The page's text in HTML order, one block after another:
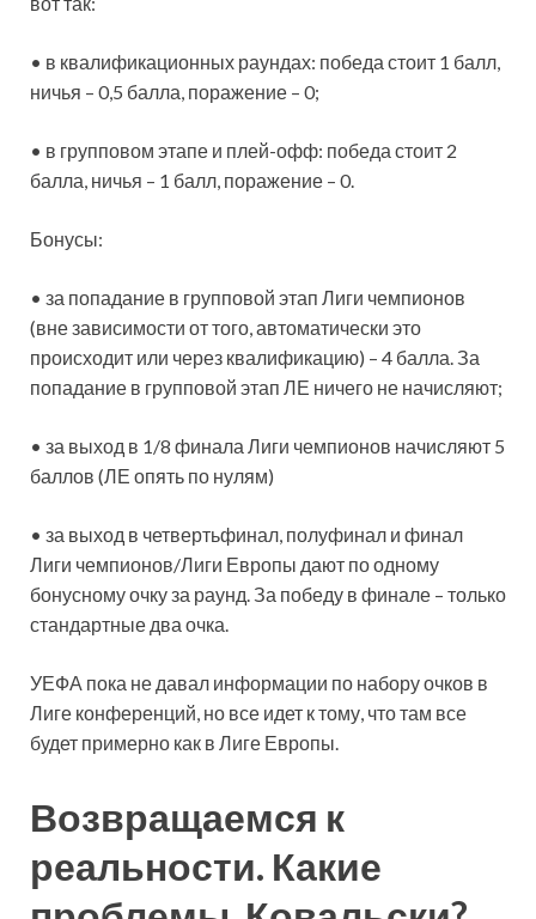
• в квалификационных раундах: победа стоит 1 балл,
ничья – 0,5 балла, поражение – 0;
• в групповом этапе и плей-офф: победа стоит 2
балла, ничья – 1 балл, поражение – 0.
Бонусы:
• за попадание в групповой этап Лиги чемпионов
(вне зависимости от того, автоматически это
происходит или через квалификацию) – 4 балла. За
попадание в групповой этап ЛЕ ничего не начисляют;
• за выход в 1/8 финала Лиги чемпионов начисляют 5
баллов (ЛЕ опять по нулям)
• за выход в четвертьфинал, полуфинал и финал
Лиги чемпионов/Лиги Европы дают по одному
бонусному очку за раунд. За победу в финале – только
стандартные два очка.
УЕФА пока не давал информации по набору очков в
Лиге конференций, но все идет к тому, что там все
будет примерно как в Лиге Европы.
Возвращаемся к
реальности. Какие